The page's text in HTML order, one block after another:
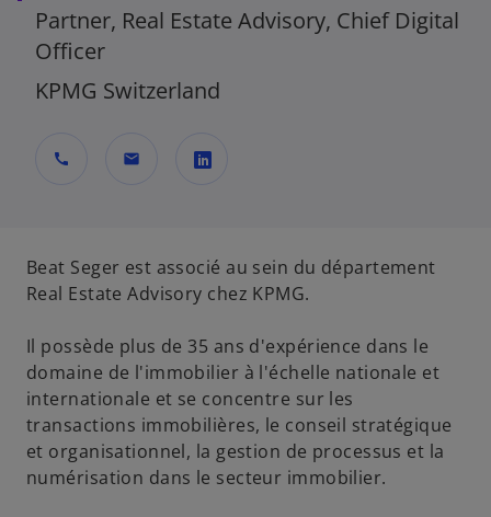
Partner, Real Estate Advisory, Chief Digital
Officer
KPMG Switzerland
call mail
n
Beat Seger est associé au sein du département
Real Estate Advisory chez KPMG.
Il possède plus de 35 ans d'expérience dans le
domaine de l'immobilier à l'échelle nationale et
internationale et se concentre sur les
transactions immobilières, le conseil stratégique
et organisationnel, la gestion de processus et la
numérisation dans le secteur immobilier.